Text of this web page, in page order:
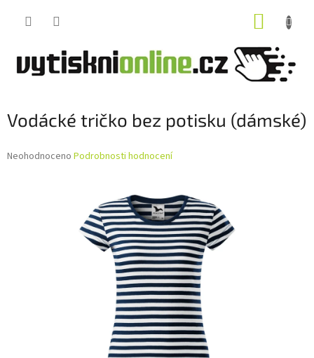
Vodácké tričko bez potisku (dámské)
Průměrné
Neohodnoceno Podrobnosti hodnocení